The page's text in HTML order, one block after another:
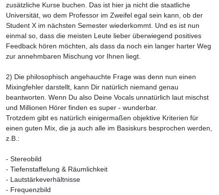
zusätzliche Kurse buchen. Das ist hier ja nicht die staatliche
Universität, wo dem Professor im Zweifel egal sein kann, ob der
Student X im nächsten Semester wiederkommt. Und es ist nun
einmal so, dass die meisten Leute lieber überwiegend positives
Feedback hören möchten, als dass da noch ein langer harter Weg
zur annehmbaren Mischung vor Ihnen liegt.
2) Die philosophisch angehauchte Frage was denn nun einen
Mixingfehler darstellt, kann Dir natürlich niemand genau
beantworten. Wenn Du also Deine Vocals unnatürlich laut mischst
und Millionen Hörer finden es super - wunderbar.
Trotzdem gibt es natürlich einigermaßen objektive Kriterien für
einen guten Mix, die ja auch alle im Basiskurs besprochen werden,
z.B.:
- Stereobild
- Tiefenstaffelung & Räumlichkeit
- Lautstärkeverhältnisse
- Frequenzbild